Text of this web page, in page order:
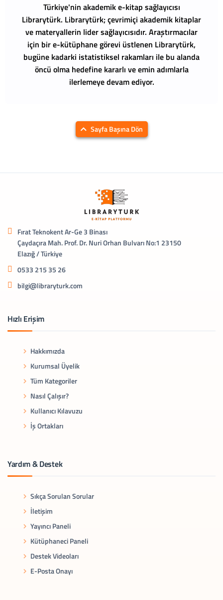
Türkiye'nin akademik e-kitap sağlayıcısı
Librarytürk. Librarytürk; çevrimiçi akademik kitaplar
ve materyallerin lider sağlayıcısıdır. Araştırmacılar
için bir e-kütüphane görevi üstlenen Librarytürk,
bugüne kadarki istatistiksel rakamları ile bu alanda
öncü olma hedefine kararlı ve emin adımlarla
ilerlemeye devam ediyor.
Sayfa Başına Dön
Fırat Teknokent Ar-Ge 3 Binası
Çaydaçıra Mah. Prof. Dr. Nuri Orhan Bulvarı No:1 23150
Elazığ / Türkiye
0533 215 35 26
bilgi@libraryturk.com
Hızlı Erişim
Hakkımızda
Kurumsal Üyelik
Tüm Kategoriler
Nasıl Çalışır?
Kullanıcı Kılavuzu
İş Ortakları
Yardım & Destek
Sıkça Sorulan Sorular
İletişim
Yayıncı Paneli
Kütüphaneci Paneli
Destek Videoları
E-Posta Onayı